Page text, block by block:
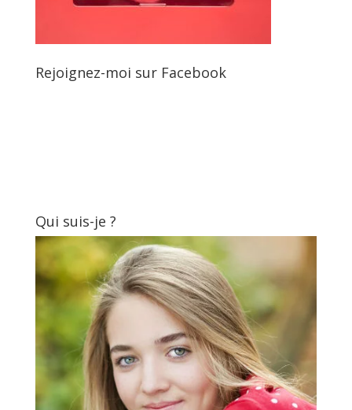
Rejoignez-moi sur Facebook
Qui suis-je ?